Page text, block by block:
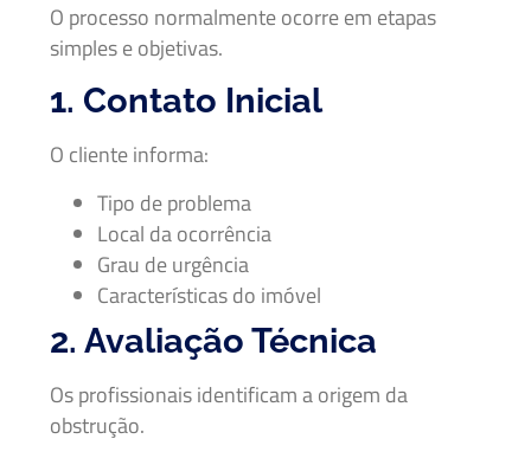
O processo normalmente ocorre em etapas
simples e objetivas.
1. Contato Inicial
O cliente informa:
Tipo de problema
Local da ocorrência
Grau de urgência
Características do imóvel
2. Avaliação Técnica
Os profissionais identificam a origem da
obstrução.